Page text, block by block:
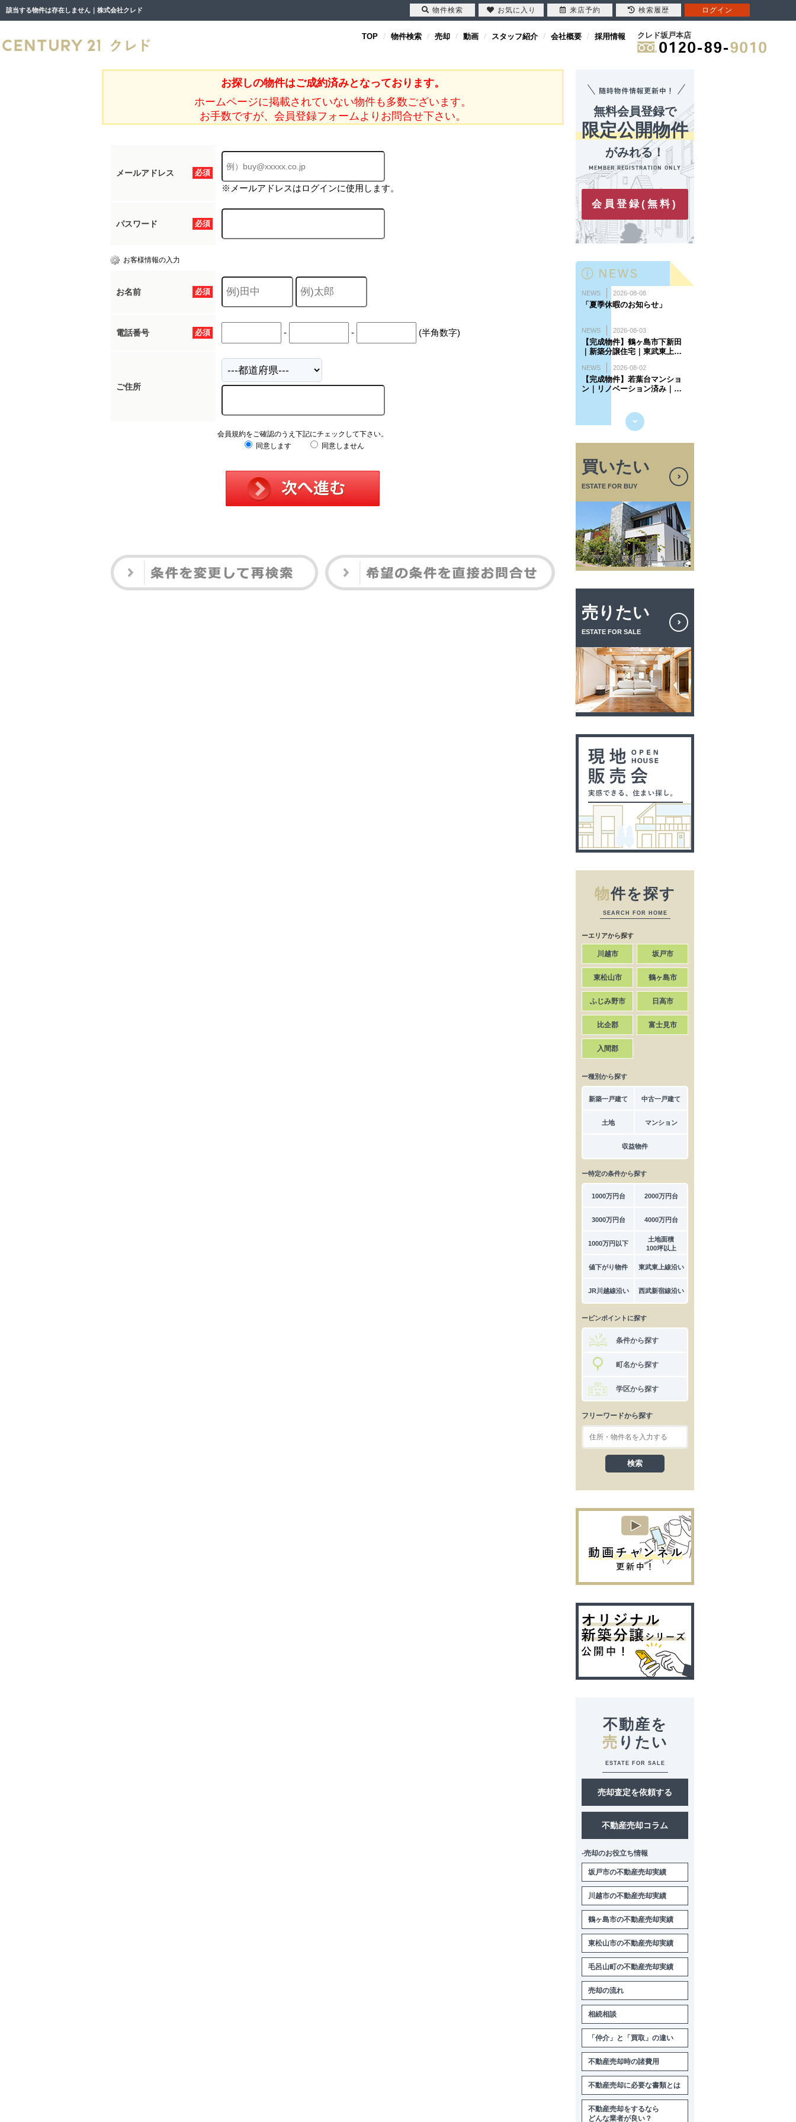
該当する物件は存在しません｜株式会社クレド
TOP 物件検索 売却 動画 スタッフ紹介 会社概要 採用情報 クレド坂戸本店
お探しの物件はご成約済みとなっております。
ホームページに掲載されていない物件も多数ございます。
お手数ですが、会員登録フォームよりお問合せ下さい。
必須
メールアドレス
※メールアドレスはログインに使用します。
必須
パスワード
お客様情報の入力
必須
お名前
必須
電話番号 - - (半角数字)
ご住所
会員規約をご確認のうえ下記にチェックして下さい。
同意します
同意しません
無料会員登録で
限定公開物件
がみれる！
会員登録(無料)
買いたい
ESTATE FOR BUY
売りたい
ESTATE FOR SALE
物件を探す
SEARCH FOR HOME
ーエリアから探す
川越市 坂戸市
東松山市 鶴ヶ島市
ふじみ野市 日高市
比企郡 富士見市
入間郡
ー種別から探す
新築一戸建て 中古一戸建て
土地 マンション
収益物件
ー特定の条件から探す
1000万円台 2000万円台
3000万円台 4000万円台
1000万円以下
土地面積
100坪以上
値下がり物件 東武東上線沿い
JR川越線沿い 西武新宿線沿い
ーピンポイントに探す
条件から探す
町名から探す
学区から探す
フリーワードから探す
不動産を
売 りたい
ESTATE FOR SALE
売却査定を依頼する
不動産売却コラム
-売却のお役立ち情報
坂戸市の不動産売却実績
川越市の不動産売却実績
鶴ヶ島市の不動産売却実績
東松山市の不動産売却実績
毛呂山町の不動産売却実績
売却の流れ
相続相談
「仲介」と「買取」の違い
不動産売却時の諸費用
不動産売却に必要な書類とは
不動産売却をするなら
どんな業者が良い？
物件検索 お気に入り 来店予約 検索履歴 ログイン